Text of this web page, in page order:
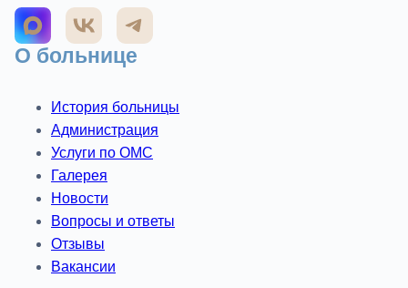
О больнице
История больницы
Администрация
Услуги по ОМС
Галерея
Новости
Вопросы и ответы
Отзывы
Вакансии